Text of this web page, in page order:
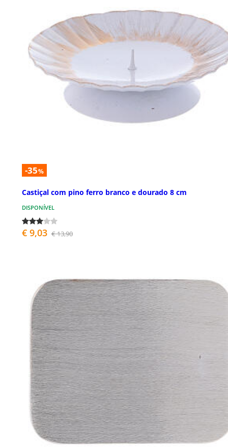
-35%
Castiçal com pino ferro branco e dourado 8 cm
DISPONÍVEL
€ 9,03 € 13,90